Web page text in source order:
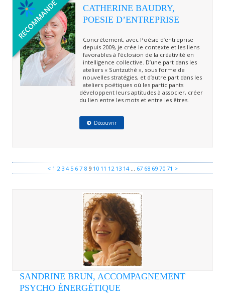
CATHERINE BAUDRY,
POESIE D’ENTREPRISE
Concrètement, avec Poésie d’entreprise
depuis 2009, je crée le contexte et les liens
favorables à l’éclosion de la créativité en
intelligence collective. D’une part dans les
ateliers « Suntzuthé », sous forme de
nouvelles stratégies, et d’autre part dans les
ateliers poétiques où les participants
développent leurs aptitudes à associer, créer
du lien entre les mots et entre les êtres.
Découvrir
< 1 2 3 4 5 6 7 8 9 10 11 12 13 14 … 67 68 69 70 71 >
SANDRINE BRUN, ACCOMPAGNEMENT
PSYCHO ÉNERGÉTIQUE